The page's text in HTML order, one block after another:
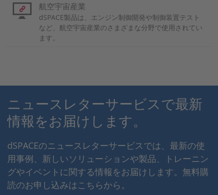
航空宇宙産業
dSPACE製品は、エンジン制御開発や制御装置テスト
など、航空宇宙産業のさまざまな分野で使用されてい
ます。
ニュースレターサービスで最新
情報をお届けします。
dSPACEのニュースレターサービスでは、最新の使
用事例、新しいソリューションや製品、トレーニン
グやイベントに関する情報をお届けします。無料購
読のお申し込みはこちらから。